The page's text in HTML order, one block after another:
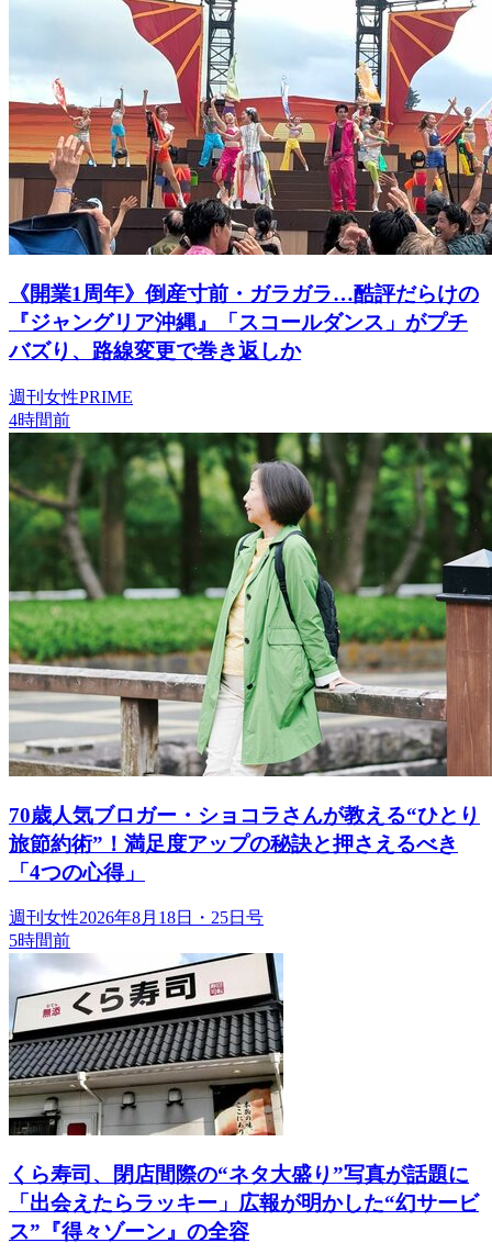
《開業1周年》倒産寸前・ガラガラ…酷評だらけの
『ジャングリア沖縄』「スコールダンス」がプチ
バズり、路線変更で巻き返しか
週刊女性PRIME
4時間前
70歳人気ブロガー・ショコラさんが教える“ひとり
旅節約術”！満足度アップの秘訣と押さえるべき
「4つの心得」
週刊女性2026年8月18日・25日号
5時間前
くら寿司、閉店間際の“ネタ大盛り”写真が話題に
「出会えたらラッキー」広報が明かした“幻サービ
ス”『得々ゾーン』の全容